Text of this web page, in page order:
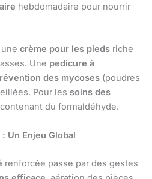
hebdomadaire pour nourrir
une crème pour les pieds riche
Une pedicure à
des mycoses (poudres
Pour les soins des
du formaldéhyde.
Un Enjeu Global
renforcée passe par des gestes